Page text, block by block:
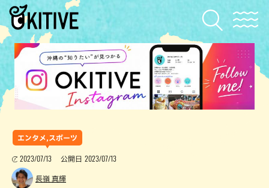
エンタメ,スポーツ
2023/07/13 公開日 2023/07/13
長嶺 真輝